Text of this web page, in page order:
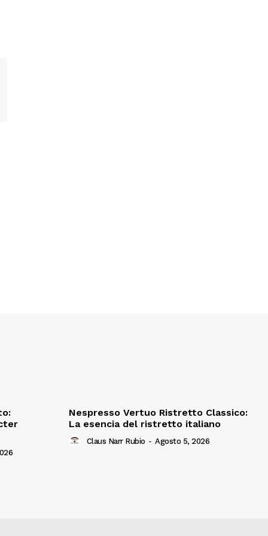
Nespresso Vertuo Ristretto Classico:
La esencia del ristretto italiano
Claus Narr Rubio - Agosto 5, 2026